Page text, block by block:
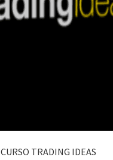
CURSO TRADING IDEAS